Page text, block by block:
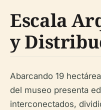
Escala
y
Abarcando 19
del museo presenta
interconectados,